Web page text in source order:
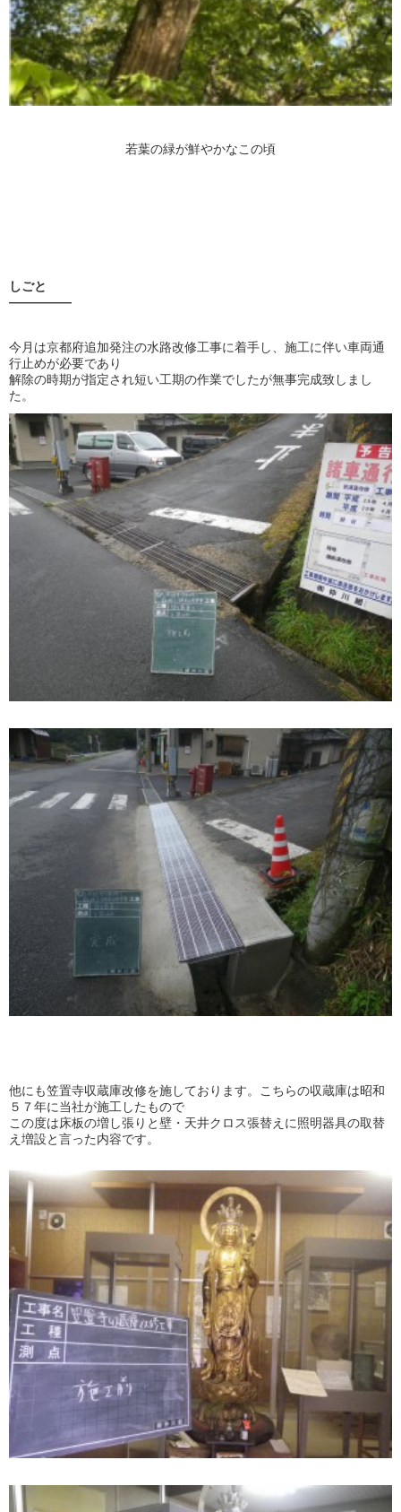
若葉の緑が鮮やかなこの頃
しごと
—————
今月は京都府追加発注の水路改修工事に着手し、施工に伴い車両通
行止めが必要であり
解除の時期が指定され短い工期の作業でしたが無事完成致しまし
た。
他にも笠置寺収蔵庫改修を施しております。こちらの収蔵庫は昭和
５７年に当社が施工したもので
この度は床板の増し張りと壁・天井クロス張替えに照明器具の取替
え増設と言った内容です。